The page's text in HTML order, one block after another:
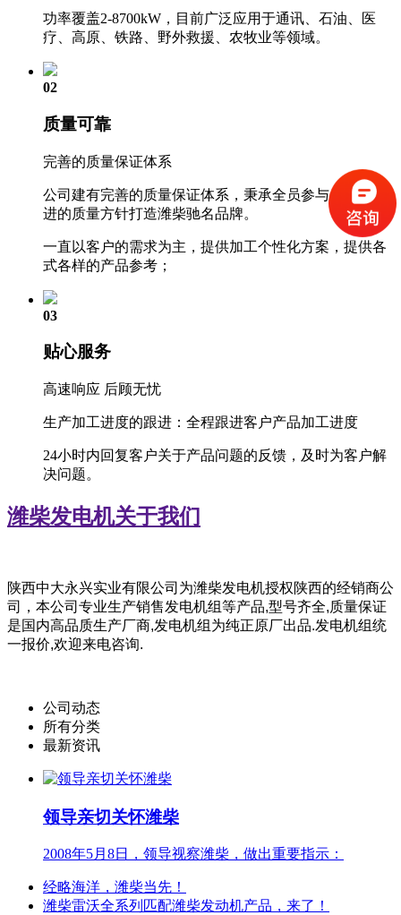
功率覆盖2-8700kW，目前广泛应用于通讯、石油、医
疗、高原、铁路、野外救援、农牧业等领域。
02
质量可靠
完善的质量保证体系
公司建有完善的质量保证体系，秉承全员参与、持续改
进的质量方针打造潍柴驰名品牌。
一直以客户的需求为主，提供加工个性化方案，提供各
式各样的产品参考；
03
贴心服务
高速响应 后顾无忧
生产加工进度的跟进：全程跟进客户产品加工进度
24小时内回复客户关于产品问题的反馈，及时为客户解
决问题。
潍柴发电机关于我们
陕西中大永兴实业有限公司为潍柴发电机授权陕西的经销商公
司， 本公司专业生产销售发电机组等产品,型号齐全,质量保证
是国内高品质生产厂商,发电机组为纯正原厂出品.发电机组统
一报价,欢迎来电咨询.
公司动态
所有分类
最新资讯
领导亲切关怀潍柴
2008年5月8日，领导视察潍柴，做出重要指示：
经略海洋，潍柴当先！
潍柴雷沃全系列匹配潍柴发动机产品，来了！